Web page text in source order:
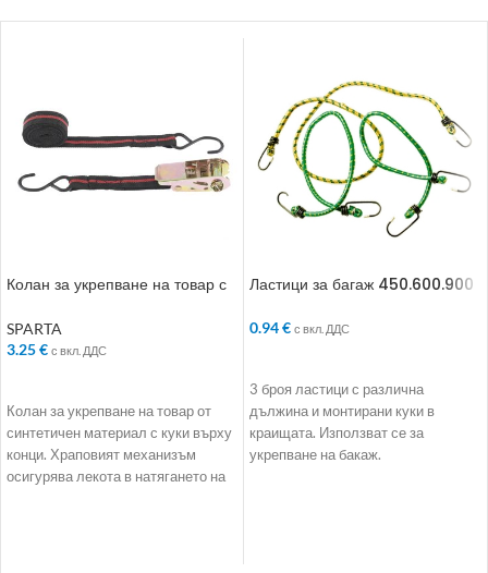
Колан за укрепване на товар с
SPARTA
3.25€ с вкл. ДДС
Колан за укрепване на товар от
синтетичен материал с куки върху
конци. Храповият механизъм
осигурява лекота в натягането на
Ластици за багаж 450.600.900
0.94€ с вкл. ДДС
3 броя ластици с различна
дължина и монтирани куки в
краищата. Използват се за
укрепване на бакаж.